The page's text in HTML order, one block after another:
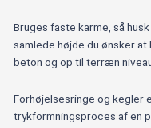
Bruges faste karme, så
samlede højde du ønsker
beton og op til terræn
Forhøjelsesringe og kegler
trykformningsproces af en